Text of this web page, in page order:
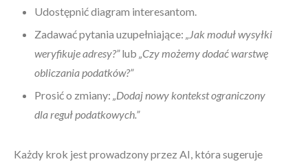
Udostępnić diagram interesantom.
Zadawać pytania uzupełniające: „Jak moduł wysyłki
weryfikuje adresy?”lub „Czy możemy dodać warstwę
obliczania podatków?”
Prosić o zmiany: „Dodaj nowy kontekst ograniczony
dla reguł podatkowych.”
Każdy krok jest prowadzony przez AI, która sugeruje